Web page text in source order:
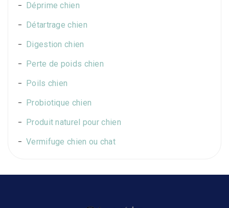
Déprime chien
Détartrage chien
Digestion chien
Perte de poids chien
Poils chien
Probiotique chien
Produit naturel pour chien
Vermifuge chien ou chat